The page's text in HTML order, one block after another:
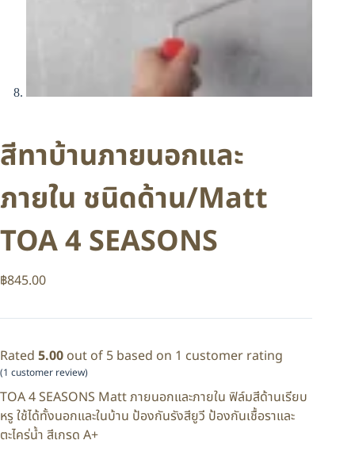
สีทาบ้านภายนอกและ
ภายใน ชนิดด้าน/Matt
TOA 4 SEASONS
฿845.00
Rated 5.00 out of 5 based on 1 customer rating
(1 customer review)
TOA 4 SEASONS Matt ภายนอกและภายใน ฟิล์มสีด้านเรียบ
หรู ใช้ได้ทั้งนอกและในบ้าน ป้องกันรังสียูวี ป้องกันเชื้อราและ
ตะไคร่น้ำ สีเกรด A+